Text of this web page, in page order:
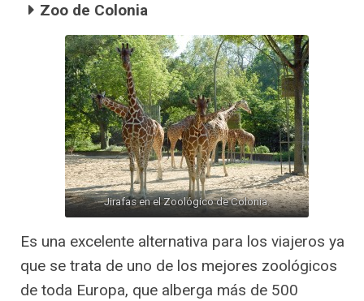
Zoo de Colonia
Jirafas en el Zoológico de Colonia.
Es una excelente alternativa para los viajeros ya
que se trata de uno de los mejores zoológicos
de toda Europa, que alberga más de 500